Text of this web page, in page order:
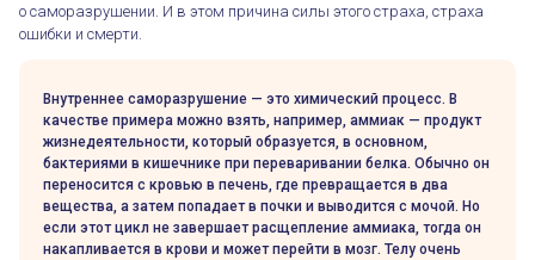
о саморазрушении. И в этом причина силы этого страха, страха
ошибки и смерти.
Внутреннее саморазрушение — это химический процесс. В
качестве примера можно взять, например, аммиак — продукт
жизнедеятельности, который образуется, в основном,
бактериями в кишечнике при переваривании белка. Обычно он
переносится с кровью в печень, где превращается в два
вещества, а затем попадает в почки и выводится с мочой. Но
если этот цикл не завершает расщепление аммиака, тогда он
накапливается в крови и может перейти в мозг. Телу очень